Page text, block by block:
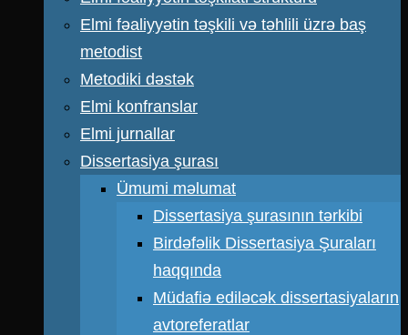
Elmi fəaliyyətin təşkili və təhlili üzrə baş
metodist
Metodiki dəstək
Elmi konfranslar
Elmi jurnallar
Dissertasiya şurası
Ümumi məlumat
Dissertasiya şurasının tərkibi
Birdəfəlik Dissertasiya Şuraları
haqqında
Müdafiə ediləcək dissertasiyaların
avtoreferatlar